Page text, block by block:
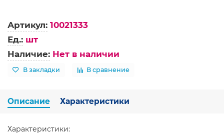
Артикул: 10021333
Ед.: шт
Наличие: Нет в наличии
В закладки В сравнение
Описание Характеристики
Характеристики: